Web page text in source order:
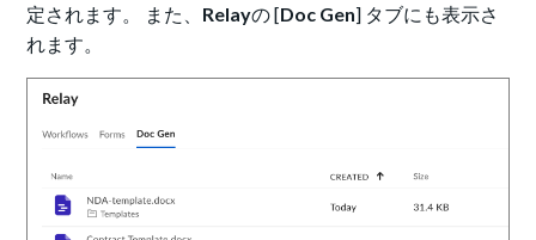
定されます。 また、 Relayの [Doc Gen] タブにも表示さ
れます。